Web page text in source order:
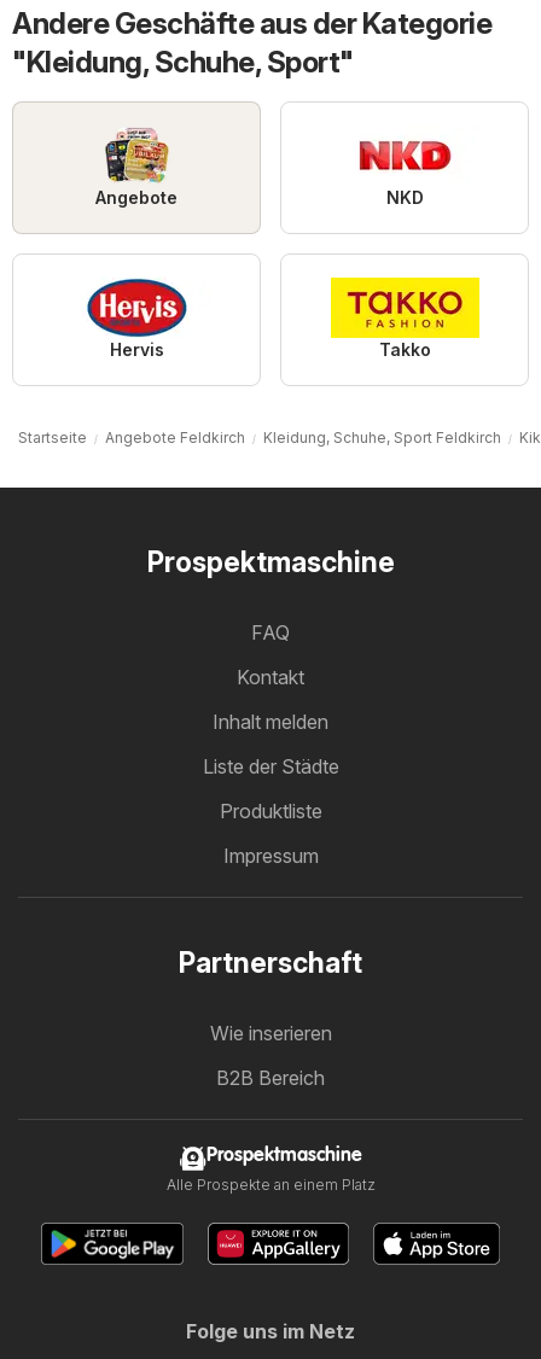
Andere Geschäfte aus der Kategorie
"Kleidung, Schuhe, Sport"
Angebote NKD
Hervis Takko
Startseite Angebote Feldkirch Kleidung, Schuhe, Sport Feldkirch
Prospektmaschine
FAQ
Kontakt
Inhalt melden
Liste der Städte
Produktliste
Impressum
Partnerschaft
Wie inserieren
B2B Bereich
Prospektmaschine
Alle Prospekte an einem Platz
Folge uns im Netz